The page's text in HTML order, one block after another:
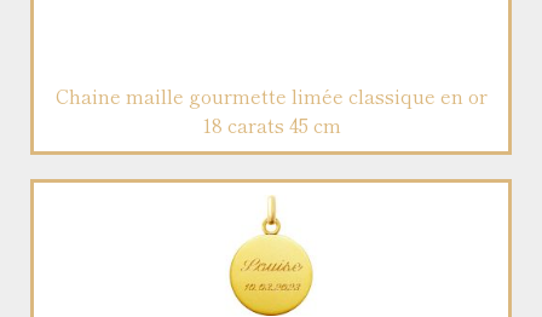
Chaine maille gourmette limée classique en or
18 carats 45 cm